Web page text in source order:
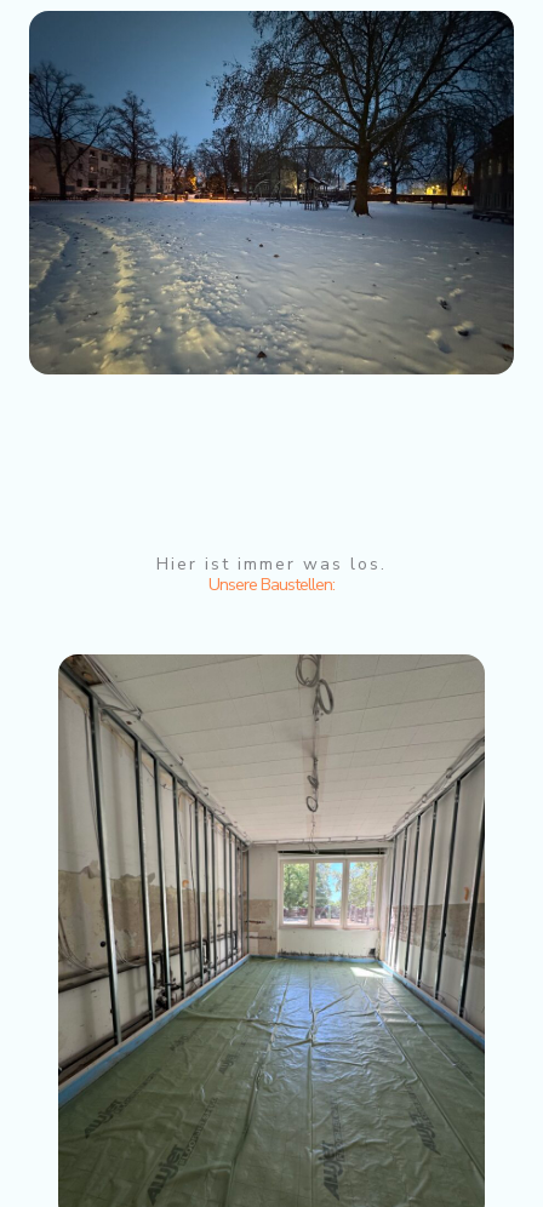
Hier ist immer was los.
Unsere Baustellen: